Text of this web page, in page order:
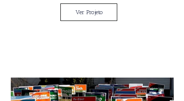
Ver Projeto